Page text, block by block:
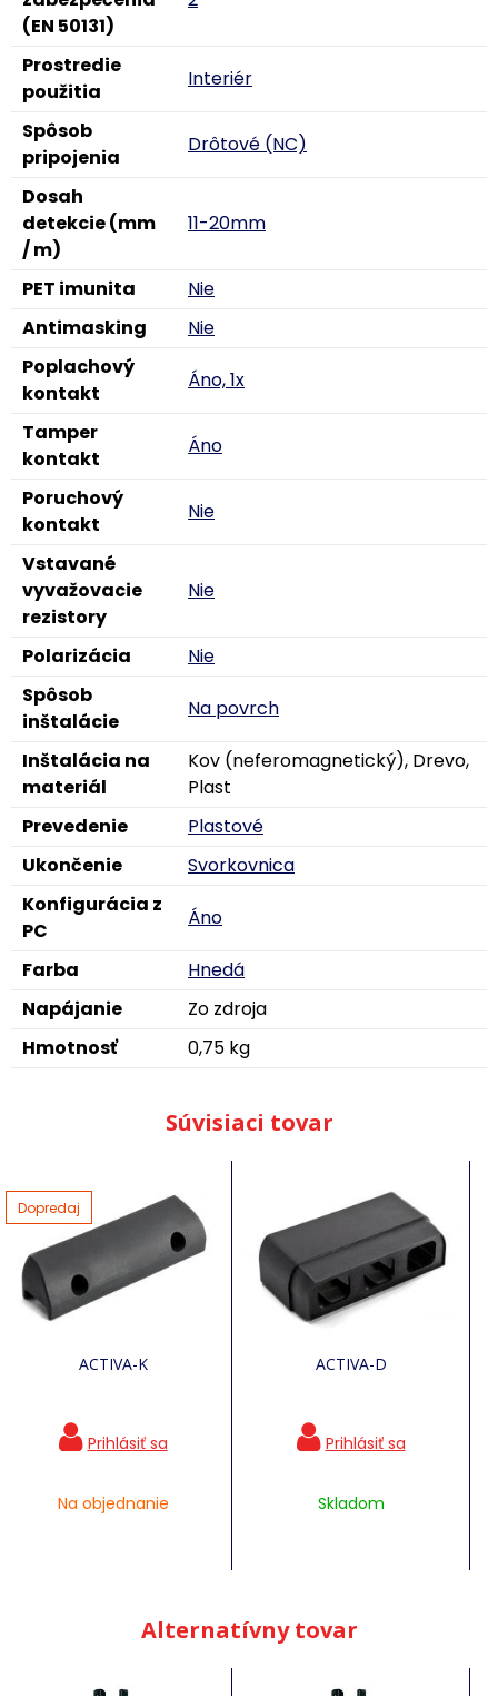
(EN 50131)
Prostredie
použitia
Interiér
Spôsob
pripojenia
Drôtové (NC)
Dosah
detekcie (mm
/ m)
11-20mm
PET imunita
Nie
Antimasking
Nie
Poplachový
kontakt
Áno, 1x
Tamper
kontakt
Áno
Poruchový
kontakt
Nie
Vstavané
vyvažovacie
rezistory
Nie
Polarizácia
Nie
Spôsob
inštalácie
Na povrch
Inštalácia na
materiál
Kov (neferomagnetický), Drevo,
Plast
Prevedenie
Plastové
Ukončenie
Svorkovnica
Konfigurácia z
PC
Áno
Farba
Hnedá
Napájanie
Zo zdroja
Hmotnosť
0,75 kg
Súvisiaci tovar
ACTIVA-K
Dopredaj
Na objednanie
ACTIVA-D
Skladom
Alternatívny tovar